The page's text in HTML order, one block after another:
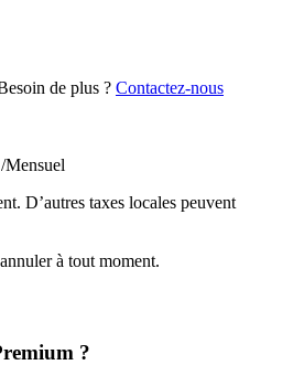
de plus ? Contactez-nous
/Mensuel
D’autres taxes locales peuvent
à tout moment.
?